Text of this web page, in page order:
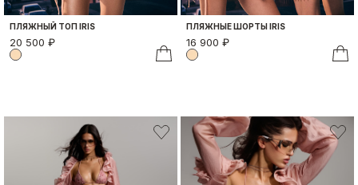
ПЛЯЖНЫЙ ТОП IRIS
20 500 ₽
ПЛЯЖНЫE ШОРТЫ IRIS
16 900 ₽